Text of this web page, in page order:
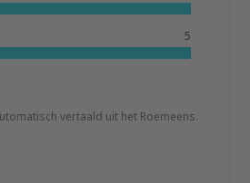
5
vertaald uit het Roemeens.